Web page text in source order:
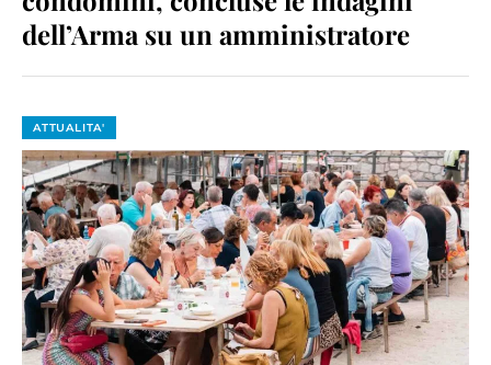
dell’Arma su un amministratore
ATTUALITA'